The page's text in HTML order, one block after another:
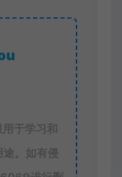
于学习和
。如有侵